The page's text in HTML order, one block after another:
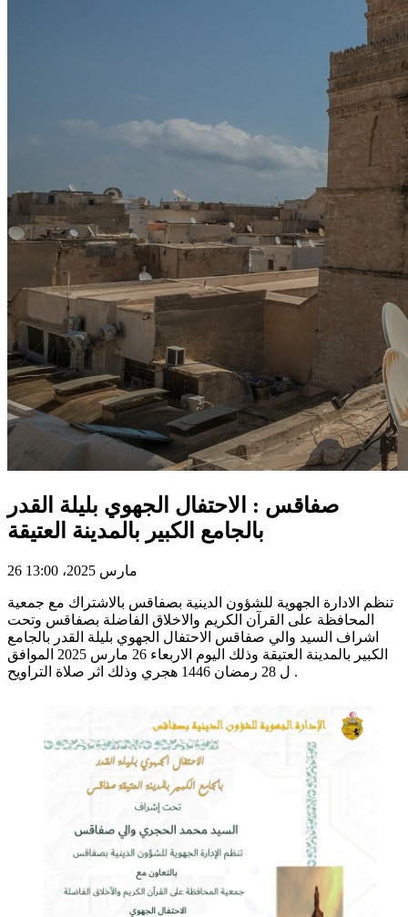
صفاقس : الاحتفال الجهوي بليلة القدر
بالجامع الكبير بالمدينة العتيقة
26 مارس 2025، 13:00
تنظم الادارة الجهوية للشؤون الدينية بصفاقس بالاشتراك مع جمعية
المحافظة على القرآن الكريم والاخلاق الفاضلة بصفاقس وتحت
اشراف السيد والي صفاقس الاحتفال الجهوي بليلة القدر بالجامع
الكبير بالمدينة العتيقة وذلك اليوم الاربعاء 26 مارس 2025 الموافق
ل 28 رمضان 1446 هجري وذلك اثر صلاة التراويح .